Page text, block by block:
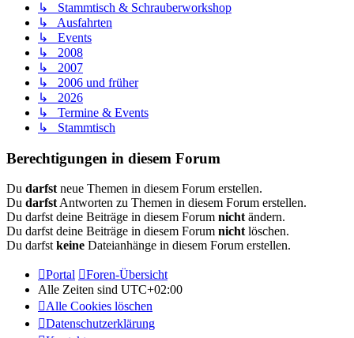
↳ Stammtisch & Schrauberworkshop
↳ Ausfahrten
↳ Events
↳ 2008
↳ 2007
↳ 2006 und früher
↳ 2026
↳ Termine & Events
↳ Stammtisch
Berechtigungen in diesem Forum
Du darfstneue Themen in diesem Forum erstellen.
Du darfstAntworten zu Themen in diesem Forum erstellen.
Du darfst deine Beiträge in diesem Forum nichtändern.
Du darfst deine Beiträge in diesem Forum nichtlöschen.
Du darfstkeine Dateianhänge in diesem Forum erstellen.
Portal
Foren-Übersicht
Alle Zeiten sind UTC+02:00
Alle Cookies löschen
Datenschutzerklärung